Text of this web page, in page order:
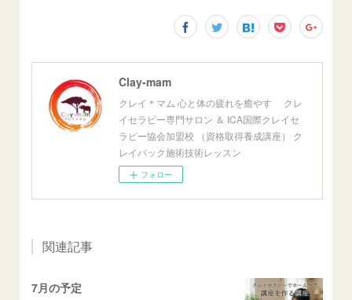
Clay-mam
クレイ＊マム 心と体の疲れを癒やす クレ
イセラピー専門サロン ＆ ICA国際クレイセ
ラピー協会加盟校 （資格取得養成講座） ク
レイパック施術技術レッスン
フォロー
関連記事
7月の予定